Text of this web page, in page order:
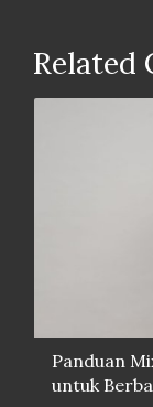
Related
Panduan
untuk